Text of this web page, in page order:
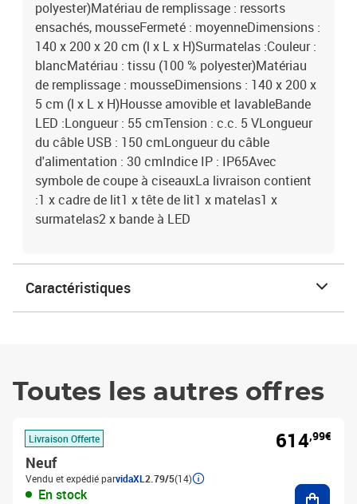
polyester)Matériau de remplissage : ressorts
ensachés, mousseFermeté : moyenneDimensions :
140 x 200 x 20 cm (l x L x H)Surmatelas :Couleur :
blancMatériau : tissu (100 % polyester)Matériau
de remplissage : mousseDimensions : 140 x 200 x
5 cm (l x L x H)Housse amovible et lavableBande
LED :Longueur : 55 cmTension : c.c. 5 VLongueur
du câble USB : 150 cmLongueur du câble
d'alimentation : 30 cmIndice IP : IP65Avec
symbole de coupe à ciseauxLa livraison contient
:1 x cadre de lit1 x tête de lit1 x matelas1 x
surmatelas2 x bande à LED
Caractéristiques
Toutes les autres offres
Livraison Offerte
Neuf
Vendu et expédié parvidaXL 2.79/5(14)
En stock
614,99€